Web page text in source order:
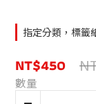
指定分類，標籤
NT$450
數量